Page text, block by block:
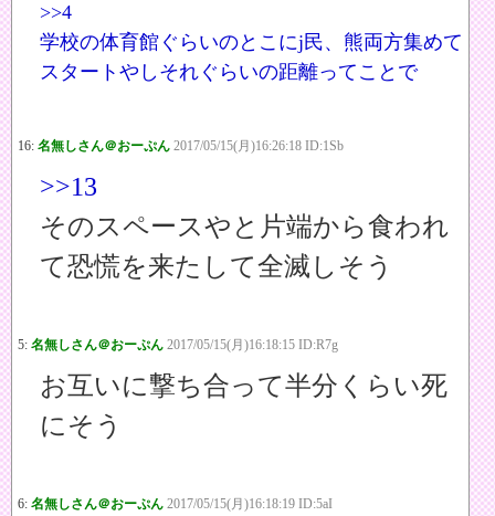
>>4
学校の体育館ぐらいのとこにj民、熊両方集めて
スタートやしそれぐらいの距離ってことで
16: 名無しさん＠おーぷん 2017/05/15(月)16:26:18 ID:1Sb
>>13
そのスペースやと片端から食われ
て恐慌を来たして全滅しそう
5: 名無しさん＠おーぷん 2017/05/15(月)16:18:15 ID:R7g
お互いに撃ち合って半分くらい死
にそう
6: 名無しさん＠おーぷん 2017/05/15(月)16:18:19 ID:5aI